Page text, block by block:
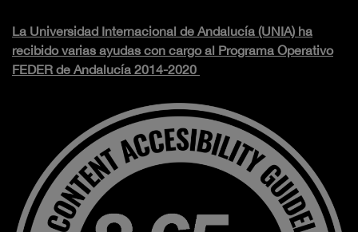
La Universidad Internacional de Andalucía (UNIA) ha
recibido varias ayudas con cargo al Programa Operativo
FEDER de Andalucía 2014-2020